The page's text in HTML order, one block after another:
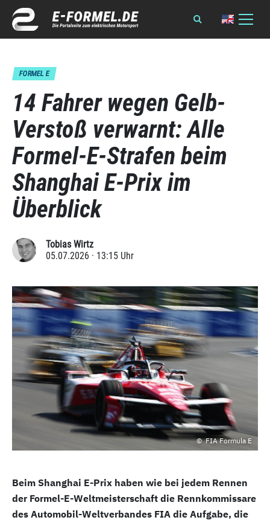
FORMEL E
14 Fahrer wegen Gelb-
Verstoß verwarnt: Alle
Formel-E-Strafen beim
Shanghai E-Prix im
Überblick
Tobias Wirtz
05.07.2026 · 13:15 Uhr
FIA Formula E
Beim Shanghai E-Prix haben wie bei jedem Rennen
der Formel-E-Weltmeisterschaft die Rennkommissare
des Automobil-Weltverbandes FIA die Aufgabe, die